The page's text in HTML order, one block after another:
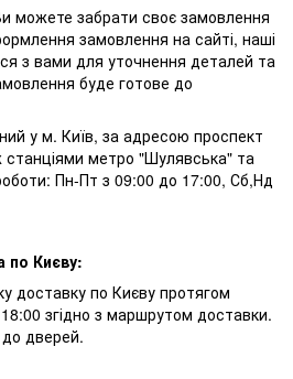
можете забрати своє замовлення
замовлення на сайті, наші
з вами для уточнення деталей та
буде готове до
у м. Київ, за адресою проспект
метро "Шулявська" та
Пн-Пт з 09:00 до 17:00, Сб,Нд
по Києву:
доставку по Києву протягом
згідно з маршрутом доставки.
дверей.